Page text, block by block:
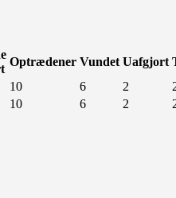
Optrædener Vundet Uafgjort
10 6 2
10 6 2